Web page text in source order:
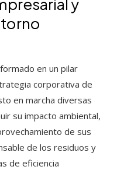
en un pilar
corporativa de
en marcha diversas
su impacto ambiental,
de sus
de los residuos y
de eficiencia